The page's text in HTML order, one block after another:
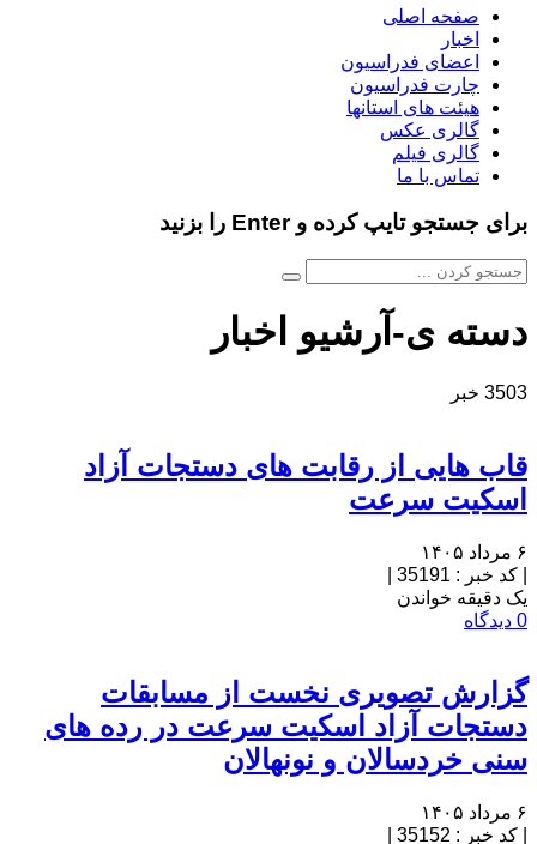
صفحه اصلی
اخبار
اعضای فدراسیون
چارت فدراسیون
هیئت های استانها
گالری عکس
گالری فیلم
تماس با ما
برای جستجو تایپ کرده و Enter را بزنید
دسته ی-آرشیو اخبار
3503 خبر
قاب هایی از رقابت های دستجات آزاد
اسکیت سرعت
۶ مرداد ۱۴۰۵
کد خبر : 35191
یک دقیقه خواندن
0 دیدگاه
گزارش تصویری نخست از مسابقات
دستجات آزاد اسکیت سرعت در رده های
سنی خردسالان و نونهالان
۶ مرداد ۱۴۰۵
کد خبر : 35152